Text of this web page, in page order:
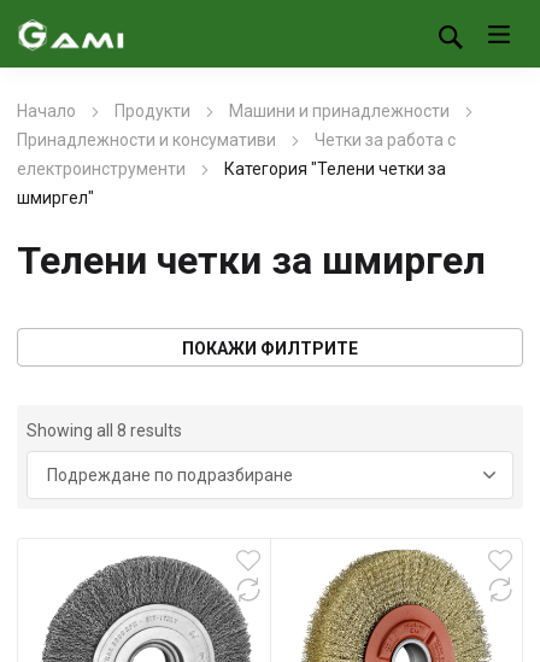
Начало Продукти
Машини и принадлежности
Принадлежности и консумативи
Четки за работа с
електроинструменти
Категория "Телени четки за
шмиргел"
Телени четки за шмиргел
ПОКАЖИ ФИЛТРИТЕ
Showing all 8 results